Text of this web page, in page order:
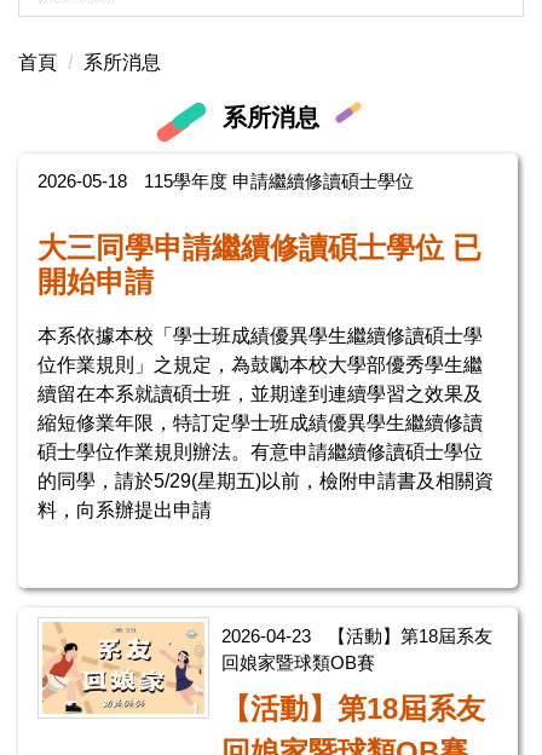
首頁 系所消息
系所消息
2026-05-18 115學年度 申請繼續修讀碩士學位
大三同學申請繼續修讀碩士學位 已
開始申請
本系依據本校「學士班成績優異學生繼續修讀碩士學
位作業規則」之規定，為鼓勵本校大學部優秀學生繼
續留在本系就讀碩士班，並期達到連續學習之效果及
縮短修業年限，特訂定學士班成績優異學生繼續修讀
碩士學位作業規則辦法。有意申請繼續修讀碩士學位
的同學，請於5/29(星期五)以前，檢附申請書及相關資
料，向系辦提出申請
2026-04-23
【活動】第18屆系友
回娘家暨球類OB賽
【活動】第18屆系友